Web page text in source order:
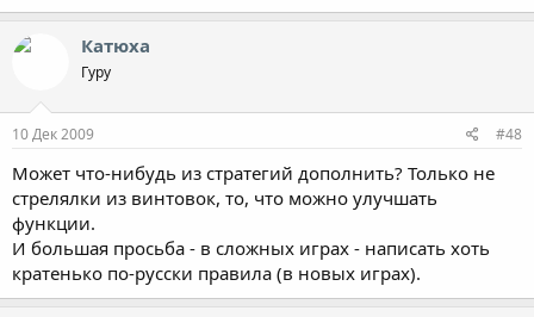
Катюха
Гуру
10 Дек 2009 #48
Может что-нибудь из стратегий дополнить? Только не
стрелялки из винтовок, то, что можно улучшать
функции.
И большая просьба - в сложных играх - написать хоть
кратенько по-русски правила (в новых играх).